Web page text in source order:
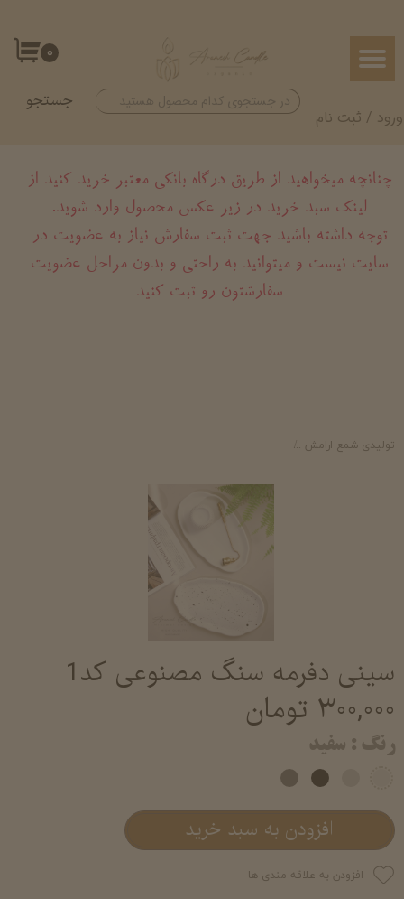
۰
ورود / ثبت نام
حساب کاربری من
تغییر گذر واژه
جستجو
تولیدی شمع ارامش
سینی دفرمه سنگ مصنوعی کد1
۳۰۰,۰۰۰ تومان
رنگ : سفید
افزودن به سبد خرید
افزودن به علاقه مندی ها
چنانچه میخواهید از طریق درگاه بانکی معتبر خرید کنید از
لینک سبد خرید در زیر عکس محصول وارد شوید.
​​​​​​​توجه داشته باشید جهت ثبت سفارش نیاز به عضویت در
سایت نیست و میتوانید به راحتی و بدون مراحل عضویت
سفارشتون رو ثبت کنید